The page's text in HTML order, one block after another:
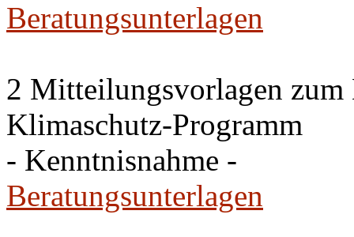
Beratungsunterlagen
2 Mitteilungsvorlagen zum
Klimaschutz-Programm
- Kenntnisnahme -
Beratungsunterlagen